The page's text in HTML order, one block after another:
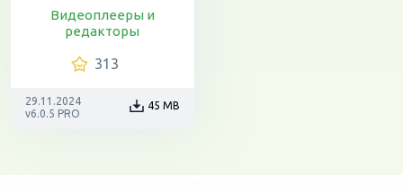
Видеоплееры и
редакторы
313
29.11.2024
v6.0.5 PRO
45 MB